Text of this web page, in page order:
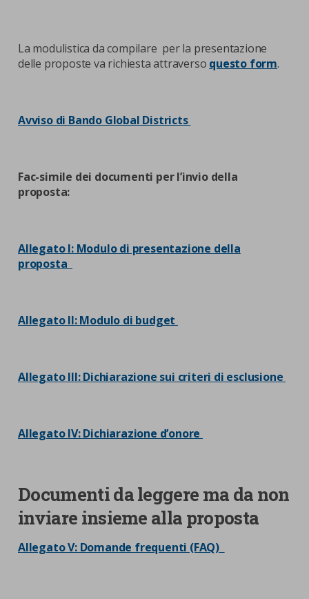
La modulistica da compilare per la presentazione
delle proposte va richiesta attraverso questo form.
Avviso di Bando Global Districts
Fac-simile dei documenti per l’invio della
proposta:
Allegato I: Modulo di presentazione della
proposta
Allegato II: Modulo di budget
Allegato III: Dichiarazione sui criteri di esclusione
Allegato IV: Dichiarazione d’onore
Documenti da leggere ma da non
inviare insieme alla proposta
Allegato V: Domande frequenti (FAQ)